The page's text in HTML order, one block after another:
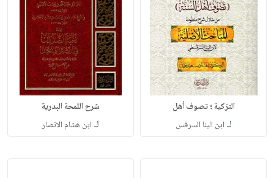
التزكية ؛ تصوف أهل
لـ ابن البنا السرقس
شرح اللمحة البدرية
لـ ابن هشام الانصار